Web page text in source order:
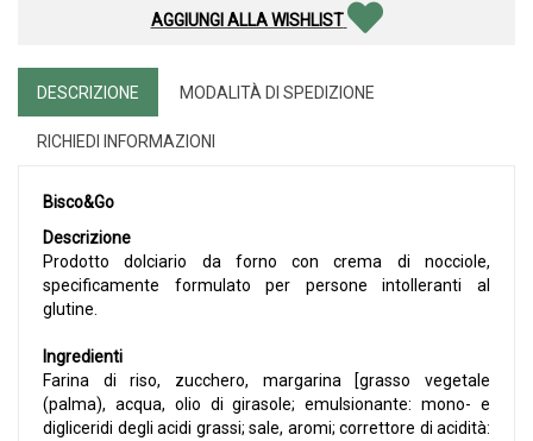
AGGIUNGI ALLA WISHLIST
DESCRIZIONE MODALITÀ DI SPEDIZIONE
RICHIEDI INFORMAZIONI
Bisco&Go
Descrizione
Prodotto dolciario da forno con crema di nocciole,
specificamente formulato per persone intolleranti al
glutine.
Ingredienti
Farina di riso, zucchero, margarina [grasso vegetale
(palma), acqua, olio di girasole; emulsionante: mono- e
digliceridi degli acidi grassi; sale, aromi; correttore di acidità: